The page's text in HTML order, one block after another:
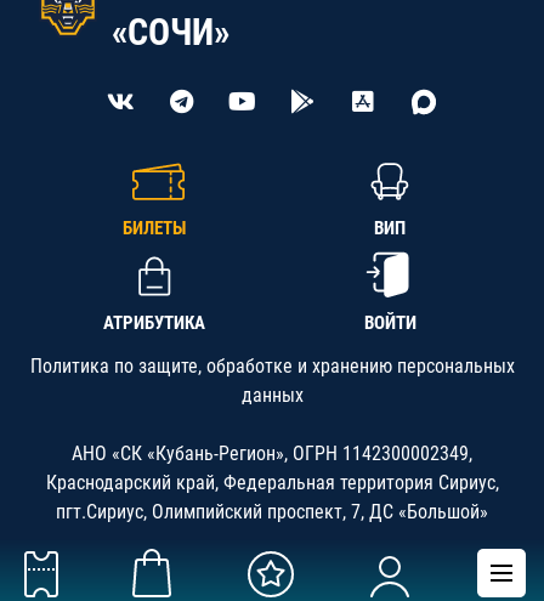
«СОЧИ»
БИЛЕТЫ ВИП
АТРИБУТИКА ВОЙТИ
Политика по защите, обработке и хранению персональных
данных
АНО «СК «Кубань-Регион», ОГРН 1142300002349,
Краснодарский край, Федеральная территория Сириус,
пгт.Сириус, Олимпийский проспект, 7, ДС «Большой»